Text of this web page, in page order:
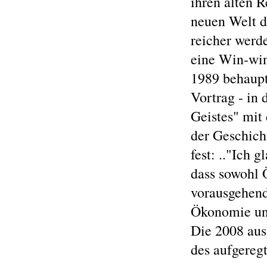
neuen Welt
reicher
eine Win-
1989
Vortrag - in
Geistes"
der
fest: .."Ich
dass
Ökonomie
Die 2008
des